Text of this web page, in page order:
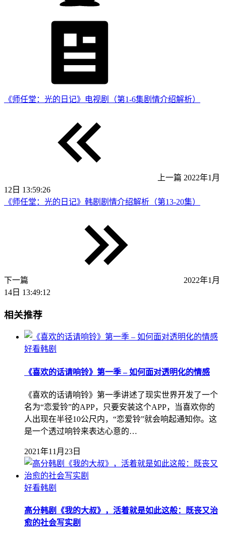
《师任堂：光的日记》电视剧（第1-6集剧情介绍解析）
上一篇 2022年1月
12日 13:59:26
《师任堂：光的日记》韩剧剧情介绍解析（第13-20集）
下一篇
2022年1月
14日 13:49:12
相关推荐
好看韩剧
《喜欢的话请响铃》第一季 – 如何面对透明化的情感
《喜欢的话请响铃》第一季讲述了现实世界开发了一个
名为“恋爱铃”的APP，只要安装这个APP，当喜欢你的
人出现在半径10公尺内，“恋爱铃”就会响起通知你。这
是一个透过响铃来表达心意的…
2021年11月23日
好看韩剧
高分韩剧《我的大叔》，活着就是如此这般：既丧又治
愈的社会写实剧